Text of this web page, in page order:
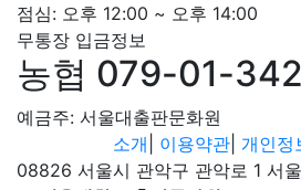
점심: 오후 12:00 ~ 오후 14:00
무통장 입금정보
농협 079-01-
예금주: 서울대출판문화원
소개
이용약관 개인정
08826 서울시 관악구 관악로 1 서